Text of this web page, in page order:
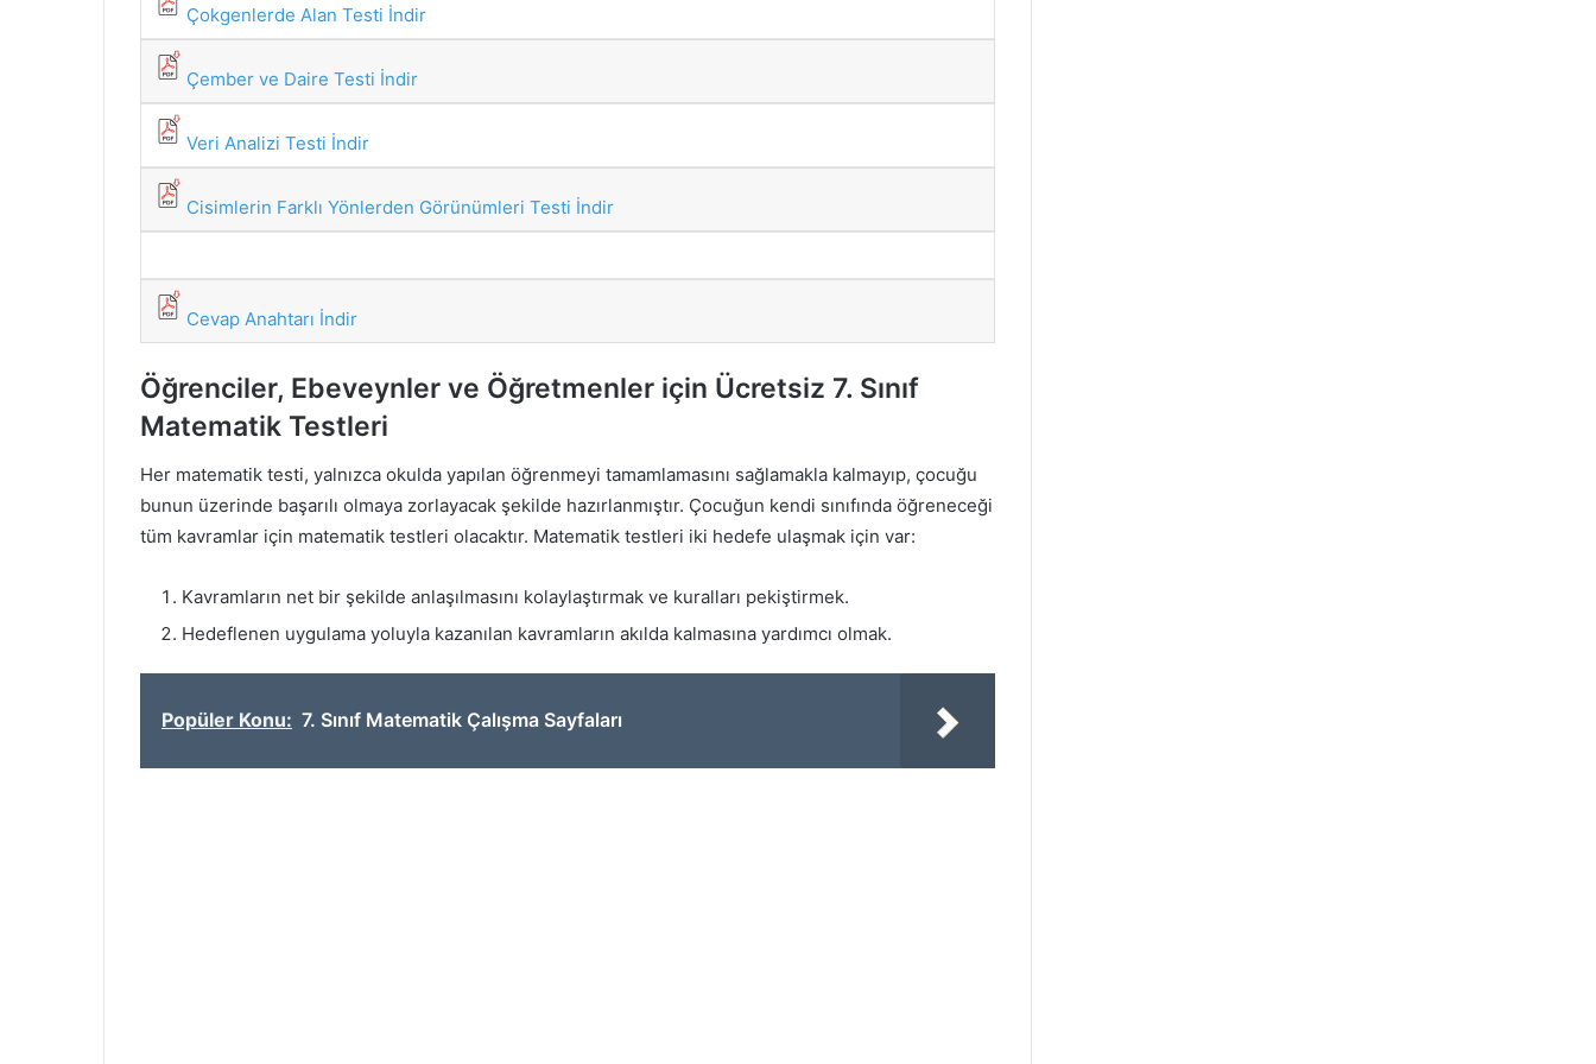
Çokgenlerde Alan Testi İndir
Çember ve Daire Testi İndir
Veri Analizi Testi İndir
Cisimlerin Farklı Yönlerden Görünümleri Testi İndir
Cevap Anahtarı İndir
Öğrenciler, Ebeveynler ve Öğretmenler için Ücretsiz 7. Sınıf
Matematik Testleri
Her matematik testi, yalnızca okulda yapılan öğrenmeyi tamamlamasını sağlamakla kalmayıp, çocuğu
bunun üzerinde başarılı olmaya zorlayacak şekilde hazırlanmıştır. Çocuğun kendi sınıfında öğreneceği
tüm kavramlar için matematik testleri olacaktır. Matematik testleri iki hedefe ulaşmak için var:
Kavramların net bir şekilde anlaşılmasını kolaylaştırmak ve kuralları pekiştirmek.
Hedeflenen uygulama yoluyla kazanılan kavramların akılda kalmasına yardımcı olmak.
Popüler Konu: 7. Sınıf Matematik Çalışma Sayfaları